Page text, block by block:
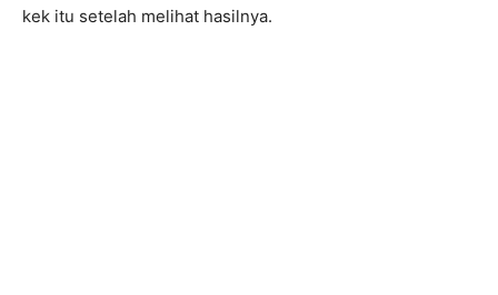
kek itu setelah melihat hasilnya.